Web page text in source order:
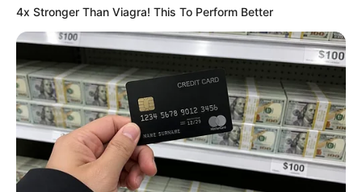
This Trick Will Give You An Erection At Any Age
MEDVI
4x Stronger Than Viagra! This To Perform Better